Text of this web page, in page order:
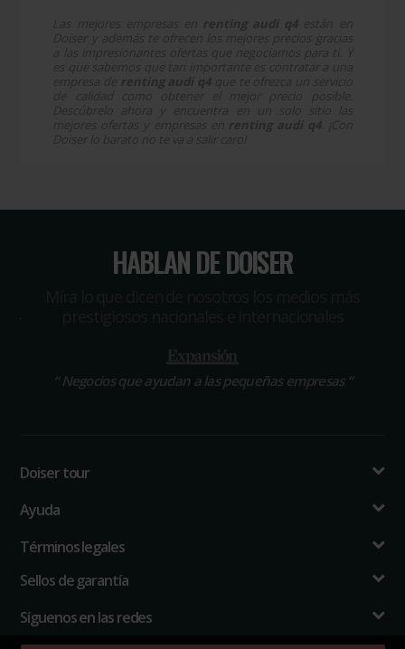
HABLAN DE DOISER
“Negocios que ayudan a las pequeñas empresas “
Doiser tour
Ayuda
Términos legales
Sellos de garantía
Síguenos en las redes